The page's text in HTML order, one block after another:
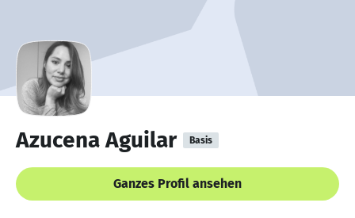
Azucena Aguilar Basis
Ganzes Profil ansehen